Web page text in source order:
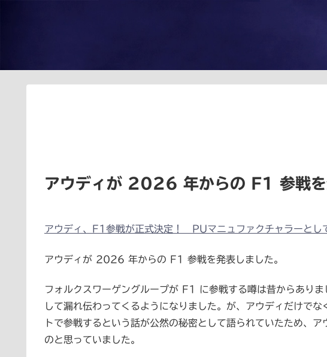
アウディが 2026 年からの F1 参戦
アウディ、F1参戦が正式決定！ PUマニュファクチャラーと
アウディが 2026 年からの F1 参戦を発表しました。
フォルクスワーゲングループが F1 に参戦する噂は昔からあり
して漏れ伝わってくるようになりました。が、アウディだけで
トで参戦するという話が公然の秘密として語られていたため、
のと思っていました。